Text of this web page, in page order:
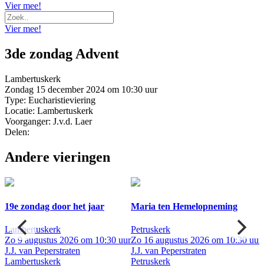
Vier mee!
Vier mee!
3de zondag Advent
Lambertuskerk
Zondag 15 december 2024 om 10:30 uur
Type: Eucharistieviering
Locatie: Lambertuskerk
Voorganger: J.v.d. Laer
Delen:
Andere vieringen
19e zondag door het jaar
Lambertuskerk
Zo 9 augustus 2026 om 10:30 uur
J.J. van Peperstraten
Lambertuskerk
Maria ten Hemelopneming
Petruskerk
Zo 16 augustus 2026 om 10:30 uur
J.J. van Peperstraten
Petruskerk